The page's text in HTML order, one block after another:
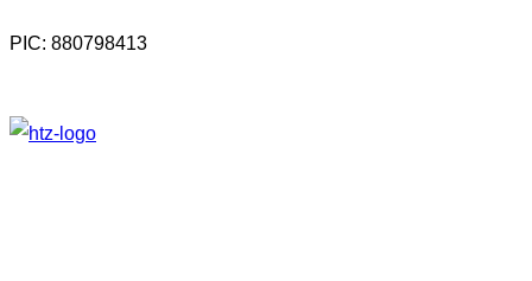
PIC: 880798413